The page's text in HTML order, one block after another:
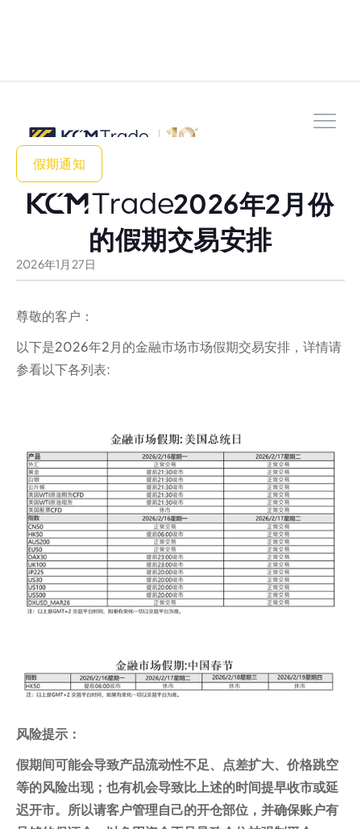
假期通知
2026年2月份
的假期交易安排
2026年1 月 27日
尊敬的客户：
以下是2026年2月的金融市场市场假期交易安排，详情请
参看以下各列表:
风险提示：
假期间可能会导致产品流动性不足、点差扩大、价格跳空
等的风险出现；也有机会导致比上述的时间提早收市或延
迟开市。所以请客户管理自己的开仓部位，并确保账户有